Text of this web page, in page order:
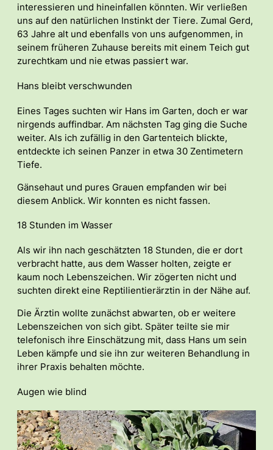
interessieren und hineinfallen könnten. Wir verließen
uns auf den natürlichen Instinkt der Tiere. Zumal Gerd,
63 Jahre alt und ebenfalls von uns aufgenommen, in
seinem früheren Zuhause bereits mit einem Teich gut
zurechtkam und nie etwas passiert war.
Hans bleibt verschwunden
Eines Tages suchten wir Hans im Garten, doch er war
nirgends auffindbar. Am nächsten Tag ging die Suche
weiter. Als ich zufällig in den Gartenteich blickte,
entdeckte ich seinen Panzer in etwa 30 Zentimetern
Tiefe.
Gänsehaut und pures Grauen empfanden wir bei
diesem Anblick. Wir konnten es nicht fassen.
18 Stunden im Wasser
Als wir ihn nach geschätzten 18 Stunden, die er dort
verbracht hatte, aus dem Wasser holten, zeigte er
kaum noch Lebenszeichen. Wir zögerten nicht und
suchten direkt eine Reptilientierärztin in der Nähe auf.
Die Ärztin wollte zunächst abwarten, ob er weitere
Lebenszeichen von sich gibt. Später teilte sie mir
telefonisch ihre Einschätzung mit, dass Hans um sein
Leben kämpfe und sie ihn zur weiteren Behandlung in
ihrer Praxis behalten möchte.
Augen wie blind